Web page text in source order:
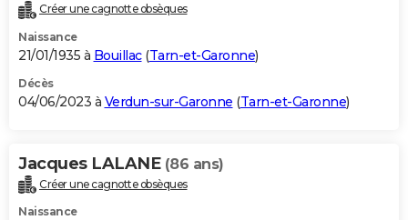
Créer une cagnotte obsèques
Naissance
21/01/1935 à Bouillac(Tarn-et-Garonne)
Décès
04/06/2023 à Verdun-sur-Garonne (Tarn-et-Garonne)
Jacques LALANE (86 ans)
Créer une cagnotte obsèques
Naissance